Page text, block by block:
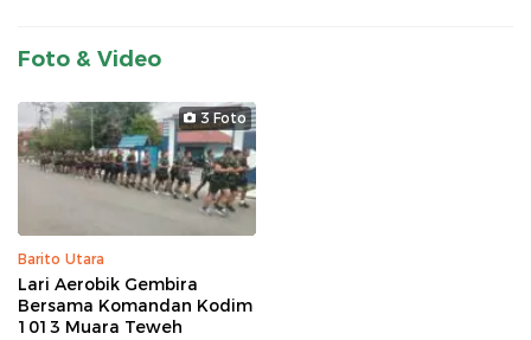
Foto & Video
3 Foto
Barito Utara
Lari Aerobik Gembira
Bersama Komandan Kodim
1013 Muara Teweh